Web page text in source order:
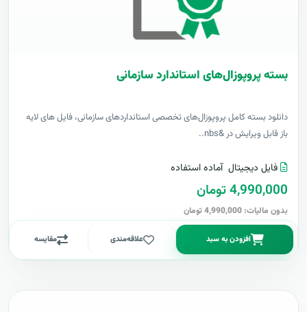
بسته پروپوزال‌های استاندارد سازمانی
دانلود بسته کامل پروپوزال‌های تخصصی استانداردهای سازمانی، فایل های لایه
باز قابل ویرایش در &nbs..
فایل دیجیتال آماده استفاده
4,990,000 تومان
بدون مالیات: 4,990,000 تومان
افزودن به سبد علاقه‌مندی مقایسه